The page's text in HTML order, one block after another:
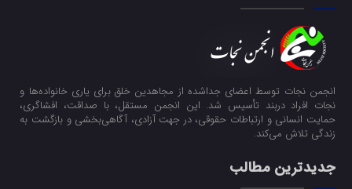
انجمن نجات توسط اعضای جداشده از مجاهدین خلق برای یاری خانواده‌ها و
نجات افراد دربند تأسیس شد. این انجمن مستقل، با صداقت، افشاگری،
حمایت انسانی و ارتباطات حقوقی، در جهت آزادی، آگاهی‌بخشی و بازگشت به
زندگی تلاش می‌کند.
جدیدترین مطالب